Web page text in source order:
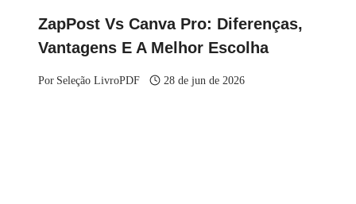
ZapPost Vs Canva Pro: Diferenças,
Vantagens E A Melhor Escolha
Por Seleção LivroPDF 28 de jun de 2026